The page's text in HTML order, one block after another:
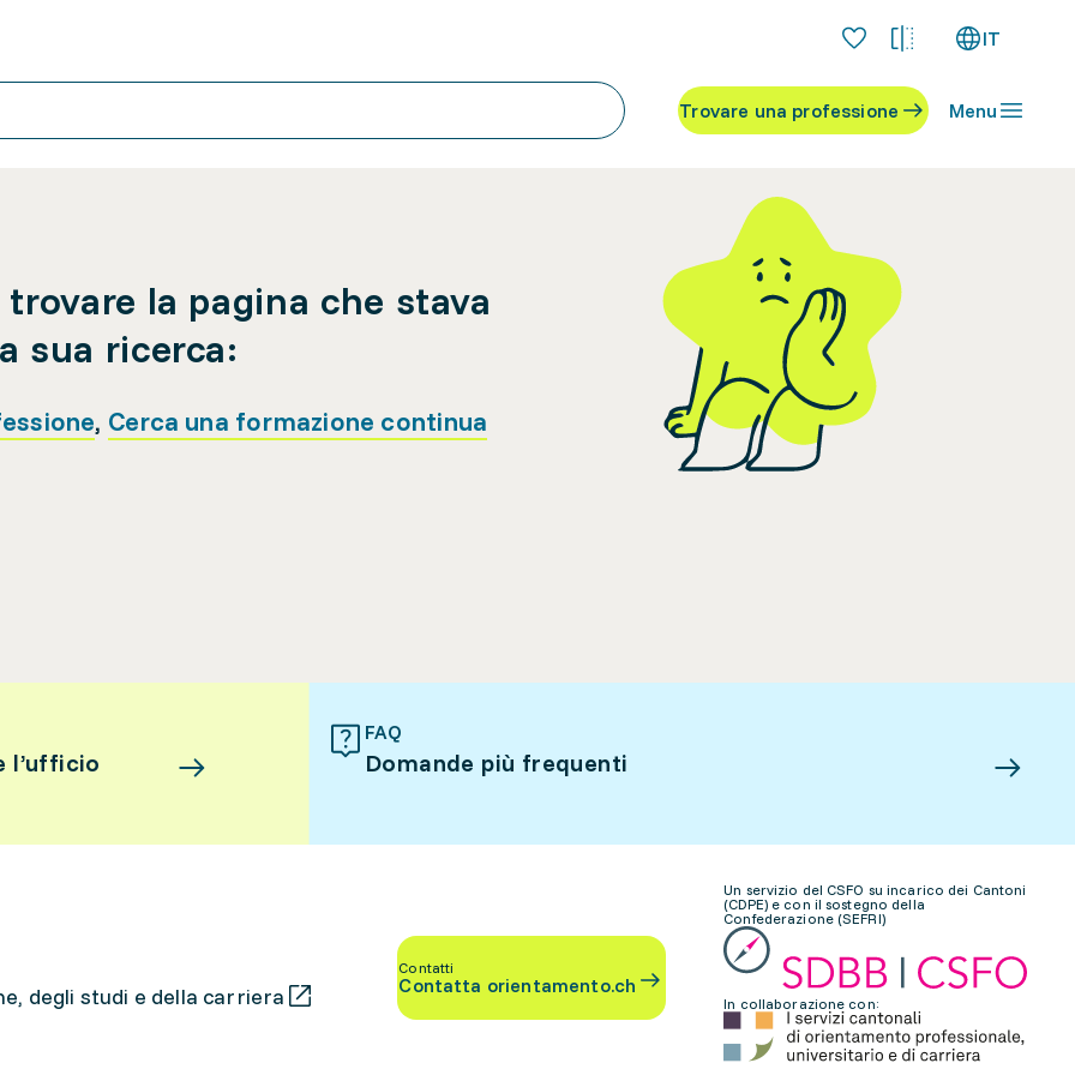
IT
Trovare una professione Menu
la pagina che stava
sua ricerca:
, Cerca una formazione continua
l’ufficio
FAQ
Domande più frequenti
degli studi e della carriera
Contatti
Contatta orientamento.ch
Un servizio del CSFO su incarico dei Cantoni
(CDPE) e con il sostegno della
Confederazione (SEFRI)
In collaborazione con: